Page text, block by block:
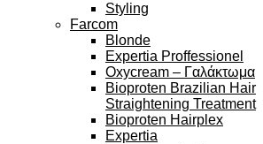
Styling
Farcom
Blonde
Expertia Proffessionel
Oxycream – Γαλάκτωμα
Bioproten Brazilian Hair
Straightening Treatment
Bioproten Hairplex
Expertia